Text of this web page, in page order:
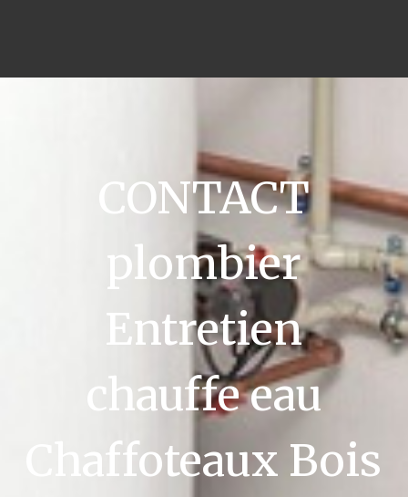
CONTACT
plombier
Entretien
chauffe eau
Chaffoteaux Bois